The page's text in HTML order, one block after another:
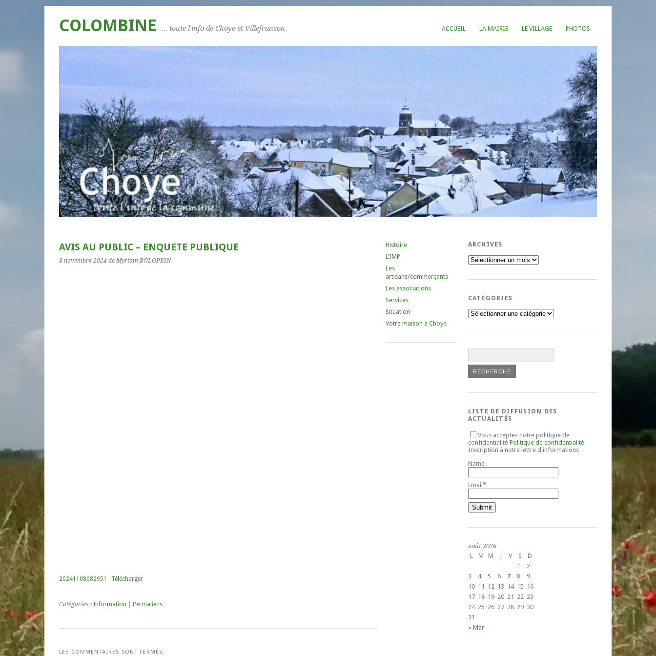
ACCUEIL LA MAIRIE LE VILLAGE PHOTOS
COLOMBINE … toute l'info de Choye et Villefrancon
AVIS AU PUBLIC – ENQUETE PUBLIQUE
8 novembre 2024 de Myriam BOLOPION
20241108082951 Télécharger
Catégories : Information Permaliens
LES COMMENTAIRES SONT FERMÉS.
Histoire
L’IMP
Les
artisans/commerçants
Les associations
Services
Situation
Votre maison à Choye
ARCHIVES
Archives
CATÉGORIES
Catégories
LISTE DE DIFFUSION DES
ACTUALITÉS
Vous acceptez notre politique de
confidentialité Politique de confidentialité
Inscription à notre lettre d'informations
Name
Email*
août 2026
L
M M J V S
D
1
2
3
4 5 6 7 8
9
10 11 12 13 14 15 16
17 18 19 20 21 22 23
24 25 26 27 28 29 30
31
« Mar